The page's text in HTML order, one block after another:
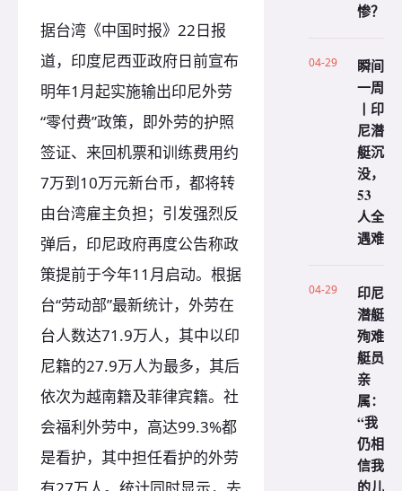
据台湾《中国时报》22日报
道，印度尼西亚政府日前宣布
明年1月起实施输出印尼外劳
“零付费”政策，即外劳的护照
签证、来回机票和训练费用约
7万到10万元新台币，都将转
由台湾雇主负担；引发强烈反
弹后，印尼政府再度公告称政
策提前于今年11月启动。根据
台“劳动部”最新统计，外劳在
台人数达71.9万人，其中以印
尼籍的27.9万人为最多，其后
依次为越南籍及菲律宾籍。社
会福利外劳中，高达99.3%都
是看护，其中担任看护的外劳
惨？
04-29
瞬间
一周
丨印
尼潜
艇沉
没，
53
人全
遇难
04-29
印尼
潜艇
殉难
艇员
亲
属：
“我
仍相
信我
的儿